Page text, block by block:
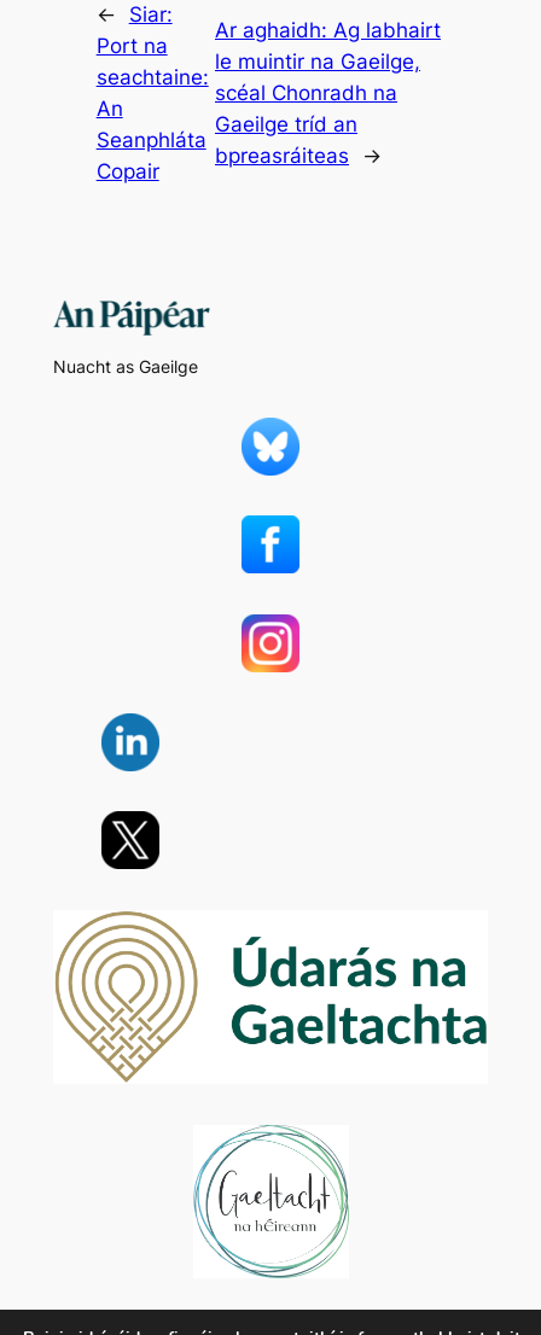
←
Siar:
Port na
seachtaine:
An
Seanphláta
Copair
Ar aghaidh: Ag labhairt
le muintir na Gaeilge,
scéal Chonradh na
Gaeilge tríd an
bpreasráiteas
→
Nuacht as Gaeilge
Príobháideachas